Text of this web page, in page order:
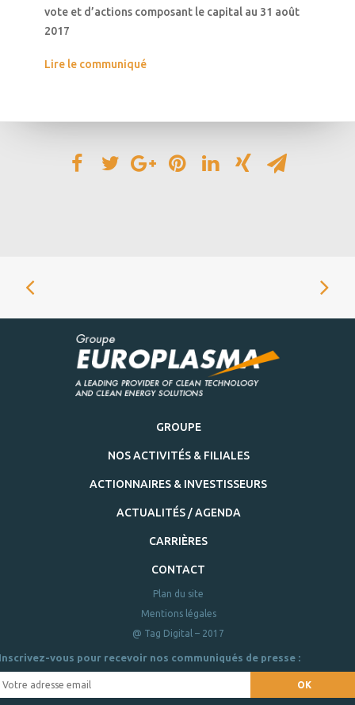
vote et d’actions composant le capital au 31 août
2017
Lire le communiqué
GROUPE
NOS ACTIVITÉS & FILIALES
ACTIONNAIRES & INVESTISSEURS
ACTUALITÉS / AGENDA
CARRIÈRES
CONTACT
Plan du site
Mentions légales
@ Tag Digital – 2017
vous pour recevoir nos communiqués de presse :